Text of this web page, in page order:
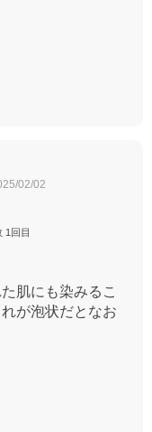
ちは悪いかもし
02/02
1回目
肌にも染みるこ
が泡状だとなお